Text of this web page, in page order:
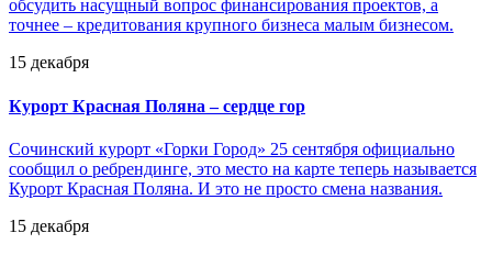
обсудить насущный вопрос финансирования проектов, а
точнее – кредитования крупного бизнеса малым бизнесом.
15 декабря
Курорт Красная Поляна – сердце гор
Сочинский курорт «Горки Город» 25 сентября официально
сообщил о ребрендинге, это место на карте теперь называется
Курорт Красная Поляна. И это не просто смена названия.
15 декабря